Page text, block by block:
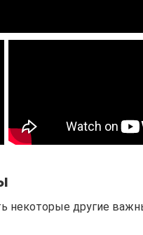
некоторые другие